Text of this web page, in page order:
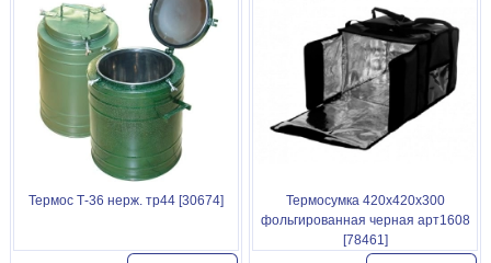
Термос Т-36 нерж. тр44 [30674]
Термосумка 420х420х300
фольгированная черная арт1608
[78461]